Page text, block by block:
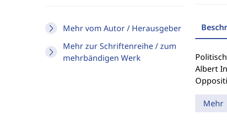
Mehr vom Autor / Herausgeber
Mehr zur Schriftenreihe / zum
mehrbändigen Werk
Albert
Mehr